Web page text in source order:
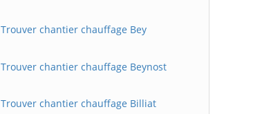
Trouver chantier chauffage Bey
Trouver chantier chauffage Beynost
Trouver chantier chauffage Billiat